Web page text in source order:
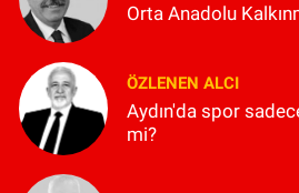
Orta Anadolu
ÖZLENEN ALCI
Aydın'da spor
mi?